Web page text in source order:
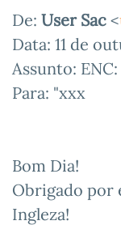
De: User Sac <
Data: 11 de
Assunto:
Para: "xxx
Bom Dia!
Obrigado por
Ingleza!